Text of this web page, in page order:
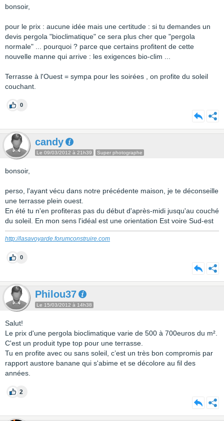
bonsoir,
pour le prix : aucune idée mais une certitude : si tu demandes un
devis pergola "bioclimatique" ce sera plus cher que "pergola
normale" ... pourquoi ? parce que certains profitent de cette
nouvelle manne qui arrive : les exigences bio-clim ...
Terrasse à l'Ouest = sympa pour les soirées , on profite du soleil
couchant.
0
candy
Le 09/03/2012 à 21h39 Super photographe
bonsoir,
perso, l'ayant vécu dans notre précédente maison, je te déconseille
une terrasse plein ouest.
En été tu n'en profiteras pas du début d'après-midi jusqu'au couché
du soleil. En mon sens l'idéal est une orientation Est voire Sud-est
http://lasavoyarde.forumconstruire.com
0
Philou37
Le 15/03/2012 à 14h38
Salut!
Le prix d'une pergola bioclimatique varie de 500 à 700euros du m².
C'est un produit type top pour une terrasse.
Tu en profite avec ou sans soleil, c’est un très bon compromis par
rapport austore banane qui s'abime et se décolore au fil des
années.
2